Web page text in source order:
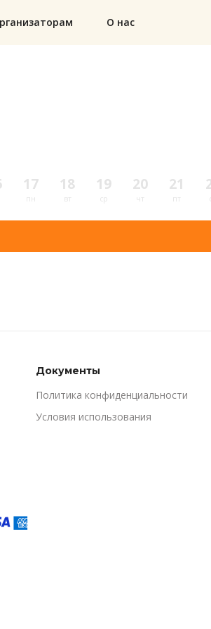
О нас
17
пн
18
вт
19
ср
20
чт
21
пт
Документы
Политика конфиденциальности
Условия использования